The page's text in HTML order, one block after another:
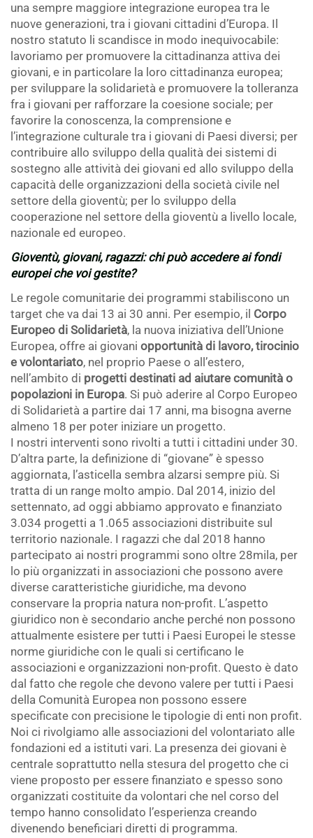
una sempre maggiore integrazione europea tra le
nuove generazioni, tra i giovani cittadini d’Europa. Il
nostro statuto li scandisce in modo inequivocabile:
lavoriamo per promuovere la cittadinanza attiva dei
giovani, e in particolare la loro cittadinanza europea;
per sviluppare la solidarietà e promuovere la tolleranza
fra i giovani per rafforzare la coesione sociale; per
favorire la conoscenza, la comprensione e
l’integrazione culturale tra i giovani di Paesi diversi; per
contribuire allo sviluppo della qualità dei sistemi di
sostegno alle attività dei giovani ed allo sviluppo della
capacità delle organizzazioni della società civile nel
settore della gioventù; per lo sviluppo della
cooperazione nel settore della gioventù a livello locale,
nazionale ed europeo.
Gioventù, giovani, ragazzi: chi può accedere ai fondi
europei che voi gestite?
Le regole comunitarie dei programmi stabiliscono un
target che va dai 13 ai 30 anni. Per esempio, il Corpo
Europeo di Solidarietà, la nuova iniziativa dell’Unione
Europea, offre ai giovani opportunità di lavoro, tirocinio
e volontariato, nel proprio Paese o all’estero,
nell’ambito di progetti destinati ad aiutare comunità o
popolazioni in Europa. Si può aderire al Corpo Europeo
di Solidarietà a partire dai 17 anni, ma bisogna averne
almeno 18 per poter iniziare un progetto.
I nostri interventi sono rivolti a tutti i cittadini under 30.
D’altra parte, la definizione di “giovane” è spesso
aggiornata, l’asticella sembra alzarsi sempre più. Si
tratta di un range molto ampio. Dal 2014, inizio del
settennato, ad oggi abbiamo approvato e finanziato
3.034 progetti a 1.065 associazioni distribuite sul
territorio nazionale. I ragazzi che dal 2018 hanno
partecipato ai nostri programmi sono oltre 28mila, per
lo più organizzati in associazioni che possono avere
diverse caratteristiche giuridiche, ma devono
conservare la propria natura non-profit. L’aspetto
giuridico non è secondario anche perché non possono
attualmente esistere per tutti i Paesi Europei le stesse
norme giuridiche con le quali si certificano le
associazioni e organizzazioni non-profit. Questo è dato
dal fatto che regole che devono valere per tutti i Paesi
della Comunità Europea non possono essere
specificate con precisione le tipologie di enti non profit.
Noi ci rivolgiamo alle associazioni del volontariato alle
fondazioni ed a istituti vari. La presenza dei giovani è
centrale soprattutto nella stesura del progetto che ci
viene proposto per essere finanziato e spesso sono
organizzati costituite da volontari che nel corso del
tempo hanno consolidato l’esperienza creando
divenendo beneficiari diretti di programma.